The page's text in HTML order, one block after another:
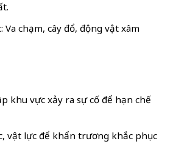
Va chạm, cây đổ, động vật xâm
khu vực xảy ra sự cố để hạn chế
vật lực để khẩn trương khắc phục